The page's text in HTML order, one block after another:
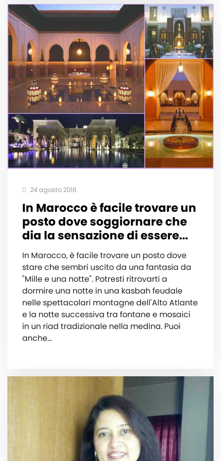
24 agosto 2018
In Marocco è facile trovare un
posto dove soggiornare che
dia la sensazione di essere...
In Marocco, è facile trovare un posto dove
stare che sembri uscito da una fantasia da
"Mille e una notte". Potresti ritrovarti a
dormire una notte in una kasbah feudale
nelle spettacolari montagne dell'Alto Atlante
e la notte successiva tra fontane e mosaici
in un riad tradizionale nella medina. Puoi
anche...